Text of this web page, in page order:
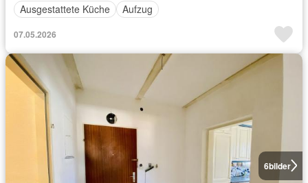
Ausgestattete Küche
Aufzug
07.05.2026
6bilder